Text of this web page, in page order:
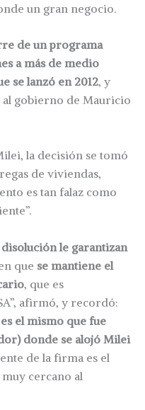
un gran negocio.
de un programa
a más de medio
se lanzó en 2012, y
gobierno de Mauricio
la decisión se tomó
de viviendas,
es tan falaz como
le garantizan
que se mantiene el
, que es
afirmó, y recordó:
el mismo que fue
donde se alojó Milei
de la firma es el
muy cercano al